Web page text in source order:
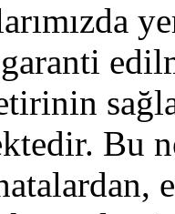
garanti
Bu